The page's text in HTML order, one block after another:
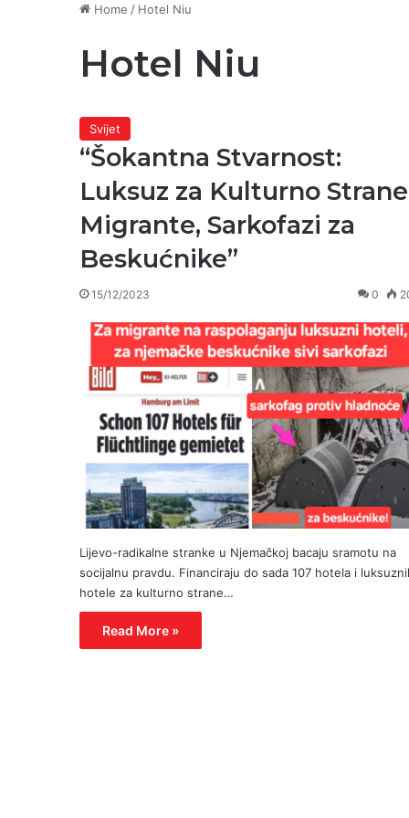
Home / Hotel Niu
Hotel Niu
Svijet
“Šokantna Stvarnost:
Luksuz za Kulturno Strane
Migrante, Sarkofazi za
Beskućnike”
15/12/2023 0
Lijevo-radikalne stranke u Njemačkoj bacaju sramotu na
socijalnu pravdu. Financiraju do sada 107 hotela i
hotele za kulturno strane…
Read More »